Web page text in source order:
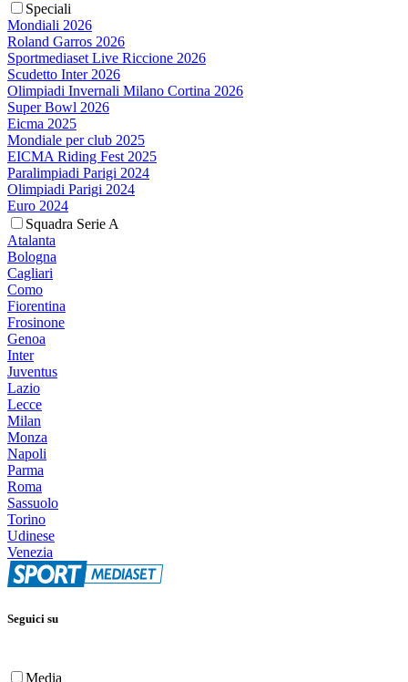
Speciali
Mondiali 2026
Roland Garros 2026
Sportmediaset Live Riccione 2026
Scudetto Inter 2026
Olimpiadi Invernali Milano Cortina 2026
Super Bowl 2026
Eicma 2025
Mondiale per club 2025
EICMA Riding Fest 2025
Paralimpiadi Parigi 2024
Olimpiadi Parigi 2024
Euro 2024
Squadra Serie A
Atalanta
Bologna
Cagliari
Como
Fiorentina
Frosinone
Genoa
Inter
Juventus
Lazio
Lecce
Milan
Monza
Napoli
Parma
Roma
Sassuolo
Torino
Udinese
Venezia
Seguici su
Media